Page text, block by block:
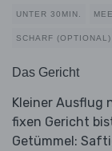
UNTER 30MIN.
SCHARF (OPTIONAL)
Das Gericht
Kleiner Ausflug
fixen Gericht
Getümmel: